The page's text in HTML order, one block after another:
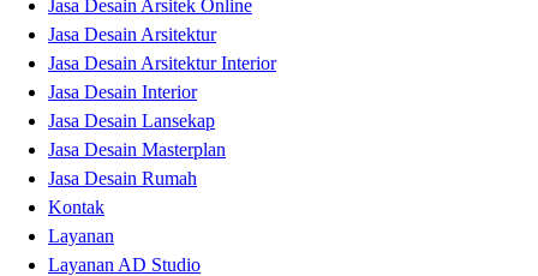
Jasa Desain Arsitek Online
Jasa Desain Arsitektur
Jasa Desain Arsitektur Interior
Jasa Desain Interior
Jasa Desain Lansekap
Jasa Desain Masterplan
Jasa Desain Rumah
Kontak
Layanan
Layanan AD Studio